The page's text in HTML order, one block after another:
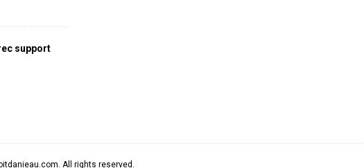
support
All rights reserved.